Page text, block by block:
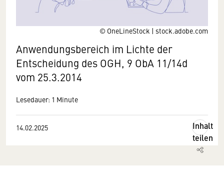
© OneLineStock | stock.adobe.com
Anwendungsbereich im Lichte der
Entscheidung des OGH, 9 ObA 11/14d
vom 25.3.2014
Lesedauer: 1 Minute
14.02.2025
Inhalt
teilen